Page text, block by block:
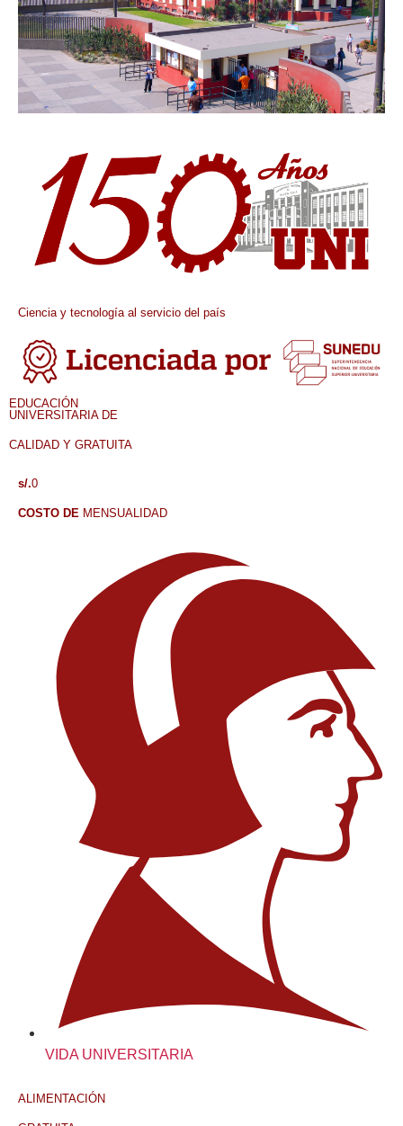
Ciencia y tecnología al servicio del país
EDUCACIÓN
UNIVERSITARIA DE
CALIDAD Y GRATUITA
s/.0
COSTO DE MENSUALIDAD
VIDA UNIVERSITARIA
ALIMENTACIÓN